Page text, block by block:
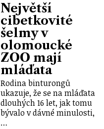
Největší
cibetkovité
šelmy v
olomoucké
ZOO mají
mláďata
Rodina binturongů
ukazuje, že se na mláďata
dlouhých 16 let, jak tomu
bývalo v dávné minulosti,
…